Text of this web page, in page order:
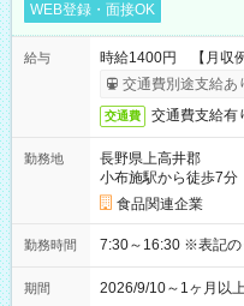
WEB登録・面接OK
給与
時給1400円 【月収
交通費別途支給あ
交通費 交通費支給有
勤務地
長野県上高井郡
小布施駅から徒歩7分
食品関連企業
勤務時間 7:30～16:30
期間 2026/9/10～1ヶ月以